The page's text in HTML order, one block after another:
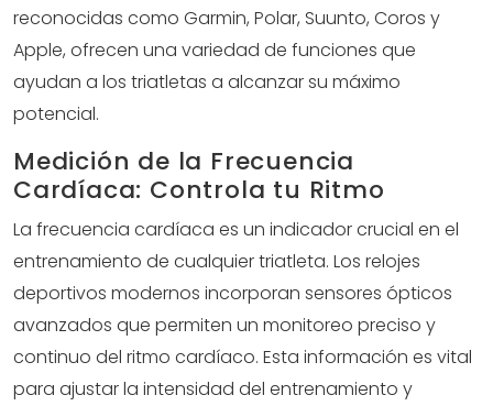
reconocidas como Garmin, Polar, Suunto, Coros y
Apple, ofrecen una variedad de funciones que
ayudan a los triatletas a alcanzar su máximo
potencial.
Medición de la Frecuencia
Cardíaca: Controla tu Ritmo
La frecuencia cardíaca es un indicador crucial en el
entrenamiento de cualquier triatleta. Los relojes
deportivos modernos incorporan sensores ópticos
avanzados que permiten un monitoreo preciso y
continuo del ritmo cardíaco. Esta información es vital
para ajustar la intensidad del entrenamiento y